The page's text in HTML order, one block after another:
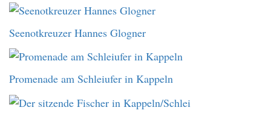
Seenotkreuzer Hannes Glogner
Promenade am Schleiufer in Kappeln